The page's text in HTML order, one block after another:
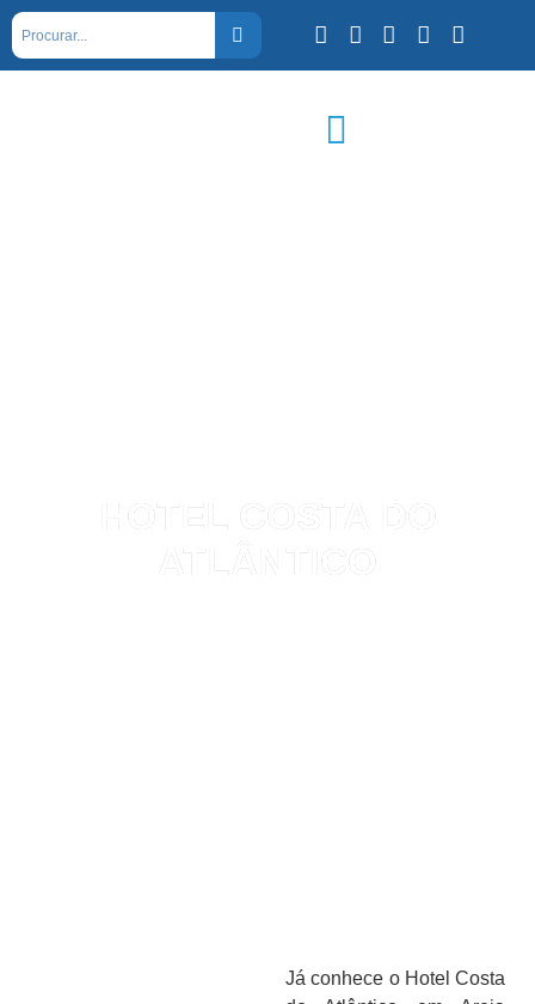
Já conhece o Hotel Costa